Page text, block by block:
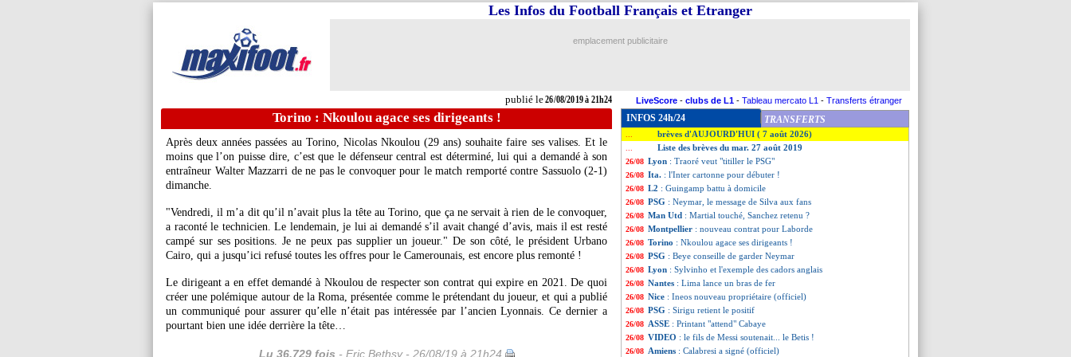
publié le26/08/2019 à 21h24
Les Infos du Football Français et Etranger
emplacement publicitaire
LiveScore - clubs de L1 - Tableau mercato L1 - Transferts étranger
Torino : Nkoulou agace ses dirigeants !
Après deux années passées au Torino, NicolasNkoulou(29 ans) souhaite faire ses valises. Et le
moins que l’on puisse dire, c’est que le défenseur central est déterminé, lui qui a demandé à son
entraîneur Walter Mazzarri de ne pas le convoquer pour le match remporté contre Sassuolo (2-1)
dimanche.
"Vendredi, il m’a dit qu’il n’avait plus la tête au Torino, que ça ne servait à rien de le convoquer,
a raconté le technicien. Le lendemain, je lui ai demandé s’il avait changé d’avis, mais il est resté
campé sur ses positions. Je ne peux pas supplier un joueur." De son côté, le président Urbano
Cairo, qui a jusqu’ici refusé toutes les offres pour le Camerounais, est encore plus remonté !
Le dirigeant a en effet demandé à Nkoulou de respecter son contrat qui expire en 2021. De quoi
créer une polémique autour de la Roma, présentée comme le prétendant du joueur, et qui a publié
un communiqué pour assurer qu’elle n’était pas intéressée par l’ancien Lyonnais. Ce dernier a
pourtant bien une idée derrière la tête…
Lu 36.729 fois - Eric Bethsy - 26/08/19 à 21h24
INFOS 24h/24 TRANSFERTS
brèves d'AUJOURD'HUI ( 7 août 2026)
Liste des brèves du mar. 27 août 2019
26/08 Lyon : Traoré veut "titiller le PSG"
26/08 Ita. : l'Inter cartonne pour débuter !
26/08 L2 : Guingamp battu à domicile
26/08 PSG : Neymar, le message de Silva aux fans
26/08 Man Utd : Martial touché, Sanchez retenu ?
26/08 Montpellier : nouveau contrat pour Laborde
26/08 Torino : Nkoulou agace ses dirigeants !
26/08 PSG : Beye conseille de garder Neymar
26/08 Lyon : Sylvinho et l'exemple des cadors anglais
26/08 Nantes : Lima lance un bras de fer
26/08 Nice : Ineos nouveau propriétaire (officiel)
26/08 PSG : Sirigu retient le positif
26/08 ASSE : Printant "attend" Cabaye
26/08 VIDEO : le fils de Messi soutenait... le Betis !
26/08 Amiens : Calabresi a signé (officiel)